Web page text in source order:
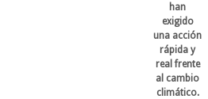
han
exigido
una acción
rápida y
real frente
al cambio
climático.